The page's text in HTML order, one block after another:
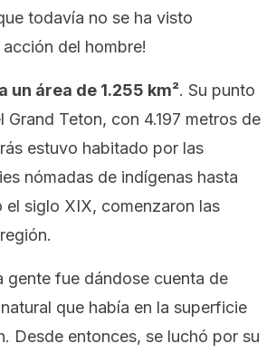
todavía no se ha visto
del hombre!
un área de 1.255 km². Su punto
Grand Teton, con 4.197 metros de
estuvo habitado por las
nómadas de indígenas hasta
el siglo XIX, comenzaron las
gente fue dándose cuenta de
que había en la superficie
Desde entonces, se luchó por su